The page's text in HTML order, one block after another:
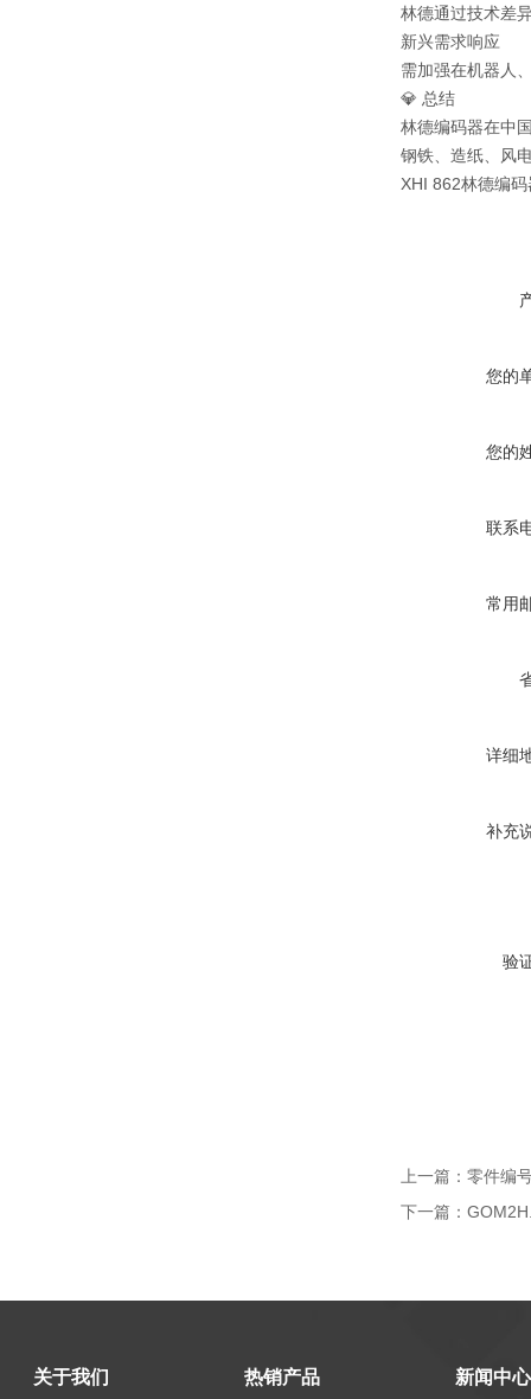
林德通过技术差
新兴需求响应
需加强在机器人
💎 总结
林德编码器在中
钢铁、造纸、风
XHI 862林德编
您的
您的
联系
常用
详细
补充
验
上一篇： 零件编
下一篇：
关于我们 热销产品 新闻中心